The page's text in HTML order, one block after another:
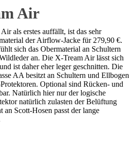
Air
als erstes auffällt, ist das sehr
der Airflow-Jacke für 279,90 €.
sich das Obermaterial an Schultern
an. Die X-Tream Air lässt sich
ist daher eher leger geschnitten. Die
AA besitzt an Schultern und Ellbogen
Optional sind Rücken- und
Natürlich hier nur der logische
natürlich zulasten der Belüftung
an Scott-Hosen passt der lange